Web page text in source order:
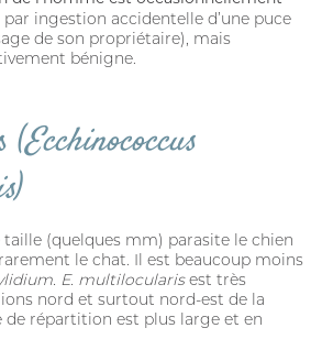
ingestion accidentelle d’une puce
de son propriétaire), mais
bénigne.
(Ecchinococcus
)
(quelques mm) parasite le chien
le chat. Il est beaucoup moins
E. multilocularisest très
nord et surtout nord-est de la
de répartition est plus large et en